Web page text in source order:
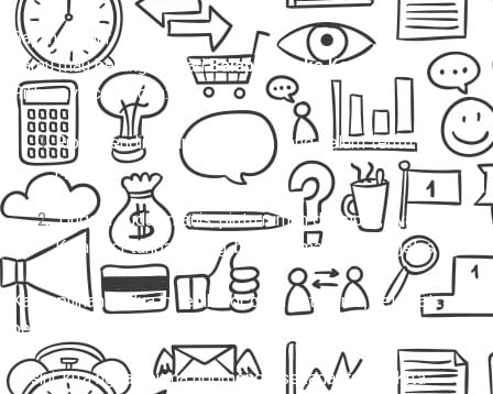
Bayangin gini:
Kamu mau berangkat dariBalapulang ke Karawaci.
Pilihannya cuma dua:
Ribet sendiri nyari kendaraan yang belum tentu
nyaman.
Tinggal duduk manis, pintu rumah dijemput, nyampe
Karawaci tanpa pusing, barang aman, ongkos jelas.
Kalau pilihan kedua ini lebih cocok di hati kamu, selamat…
berarti kamu emang butuh
Di sini, kita nggak cuma ngomongin sekadar travel
. Kita